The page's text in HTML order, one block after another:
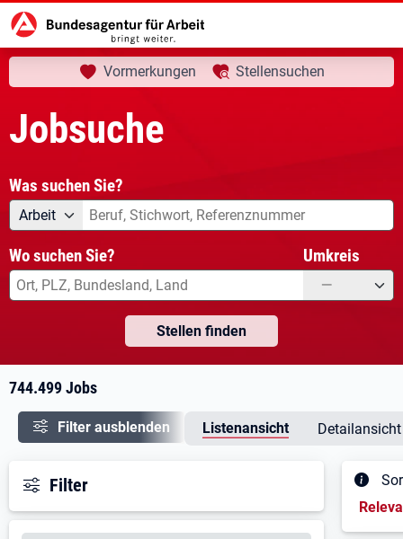
Startseite Jobsuche aktuelle Seite:
Ihre Suche
Vormerkungen Stellensuchen
Jobsuche
Was suchen Sie?
Angebotsart
Arbeit Was suchen Sie?
Wo suchen Sie? Umkreis
—
Stellen finden
744.499 Jobs
Filter ausblenden Listenansicht Detailansicht
Filter